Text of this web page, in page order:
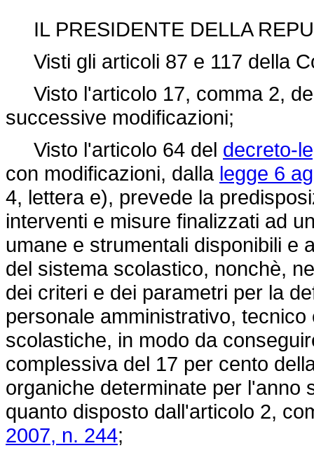
IL PRESIDENTE DELLA
Visti gli articoli 87 e 117 della
Visto l'articolo 17, comma 2,
successive modificazioni;
Visto l'articolo 64 del decreto-
con modificazioni, dalla legge 6
4, lettera e), prevede la
interventi e misure finalizzati ad
umane e strumentali disponibili e
del sistema scolastico, nonchè,
dei criteri e dei parametri per la
personale amministrativo,
scolastiche, in modo da
complessiva del 17 per cento
organiche determinate per l'anno
quanto disposto dall'articolo 2,
2007, n. 244;